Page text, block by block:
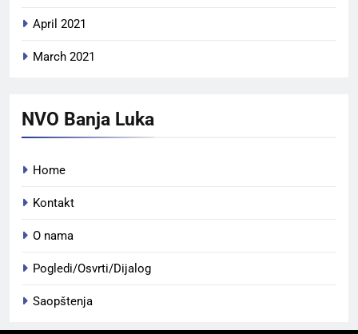
April 2021
March 2021
NVO Banja Luka
Home
Kontakt
O nama
Pogledi/Osvrti/Dijalog
Saopštenja